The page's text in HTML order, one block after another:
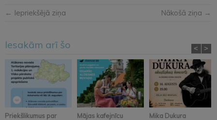
← Iepriekšējā ziņa Nākošā ziņa →
Iesakām arī šo
Priekšlikumus par
Mājas kafejnīcu
Mika Dukura
< >